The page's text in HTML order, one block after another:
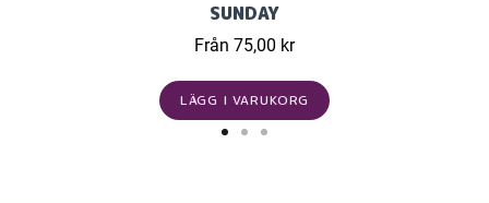
SUNDAY
Från 75,00 kr
LÄGG I VARUKORG